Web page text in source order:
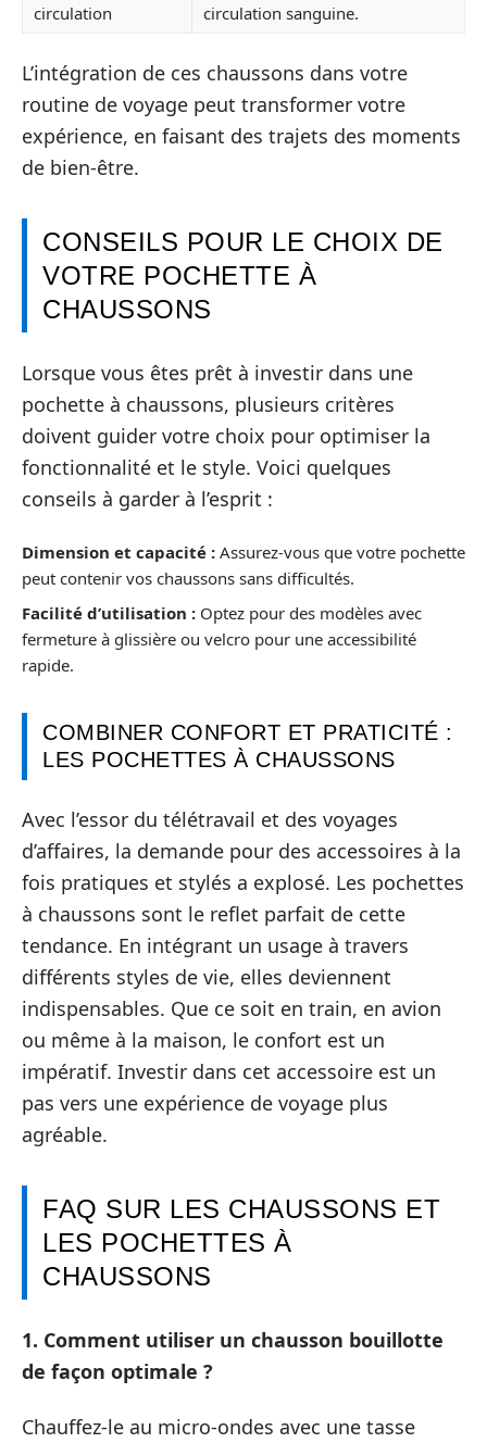
circulation
circulation sanguine.
L’intégration de ces chaussons dans votre
routine de voyage peut transformer votre
expérience, en faisant des trajets des moments
de bien-être.
CONSEILS POUR LE CHOIX DE
VOTRE POCHETTE À
CHAUSSONS
Lorsque vous êtes prêt à investir dans une
pochette à chaussons, plusieurs critères
doivent guider votre choix pour optimiser la
fonctionnalité et le style. Voici quelques
conseils à garder à l’esprit :
Dimension et capacité : Assurez-vous que votre pochette
peut contenir vos chaussons sans difficultés.
Facilité d’utilisation : Optez pour des modèles avec
fermeture à glissière ou velcro pour une accessibilité
rapide.
COMBINER CONFORT ET PRATICITÉ :
LES POCHETTES À CHAUSSONS
Avec l’essor du télétravail et des voyages
d’affaires, la demande pour des accessoires à la
fois pratiques et stylés a explosé. Les pochettes
à chaussons sont le reflet parfait de cette
tendance. En intégrant un usage à travers
différents styles de vie, elles deviennent
indispensables. Que ce soit en train, en avion
ou même à la maison, le confort est un
impératif. Investir dans cet accessoire est un
pas vers une expérience de voyage plus
agréable.
FAQ SUR LES CHAUSSONS ET
LES POCHETTES À
CHAUSSONS
1. Comment utiliser un chausson bouillotte
de façon optimale ?
Chauffez-le au micro-ondes avec une tasse